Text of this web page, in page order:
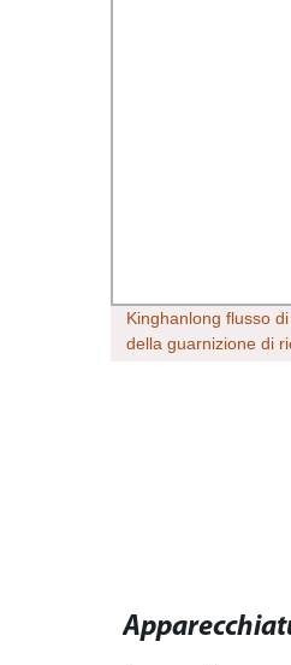
Kinghanlong flusso
della guarnizione di